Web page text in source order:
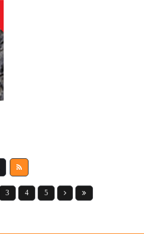
3 4 5